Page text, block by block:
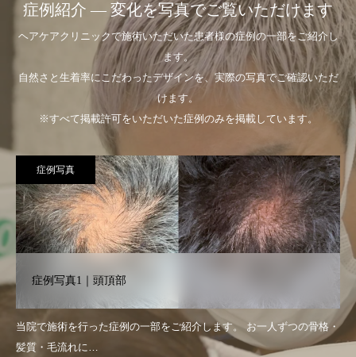
症例紹介 — 変化を写真でご覧いただけます
ヘアケアクリニックで施術いただいた患者様の症例の一部をご紹介し
ます。
自然さと生着率にこだわったデザインを、実際の写真でご確認いただ
けます。
※すべて掲載許可をいただいた症例のみを掲載しています。
症例写真
症例写真1｜頭頂部
当院で施術を行った症例の一部をご紹介します。 お一人ずつの骨格・
髪質・毛流れに…